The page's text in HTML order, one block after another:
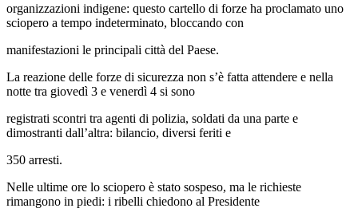
organizzazioni indigene: questo cartello di forze ha proclamato uno
sciopero a tempo indeterminato, bloccando con
manifestazioni le principali città del Paese.
La reazione delle forze di sicurezza non s’è fatta attendere e nella
notte tra giovedì 3 e venerdì 4 si sono
registrati scontri tra agenti di polizia, soldati da una parte e
dimostranti dall’altra: bilancio, diversi feriti e
350 arresti.
Nelle ultime ore lo sciopero è stato sospeso, ma le richieste
rimangono in piedi: i ribelli chiedono al Presidente